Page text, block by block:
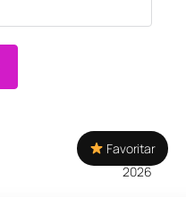
2026
Favoritar